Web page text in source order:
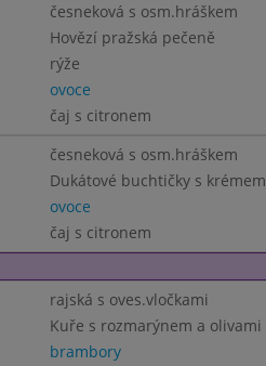
česneková s osm.hráškem
Hovězí pražská pečeně
rýže
ovoce
čaj s citronem
česneková s osm.hráškem
Dukátové buchtičky s krémem
ovoce
čaj s citronem
rajská s oves.vločkami
Kuře s rozmarýnem a olivami
brambory